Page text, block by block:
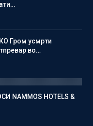
Гром усмрти
во…
NAMMOS HOTELS &